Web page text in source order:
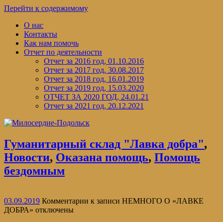
Перейти к содержимому
О нас
Контакты
Как нам помочь
Отчет по деятельности
Отчет за 2016 год, 01.10.2016
Отчет за 2017 год, 30.08.2017
Отчет за 2018 год, 16.01.2019
Отчет за 2019 год, 15.03.2020
ОТЧЕТ ЗА 2020 ГОД, 24.01.21
Отчет за 2021 год, 20.12.2021
Гуманитарный склад "Лавка добра",
Новости, Оказана помощь, Помощь
бездомным
03.09.2019 Комментарии к записи НЕМНОГО О «ЛАВКЕ
ДОБРА» отключены